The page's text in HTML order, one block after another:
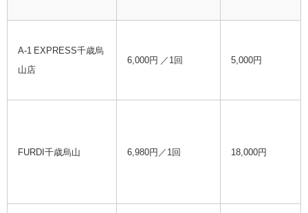
A-1 EXPRESS千歳烏
山店
6,000円 ／1回 5,000円
FURDI千歳烏山 6,980円／1回 18,000円